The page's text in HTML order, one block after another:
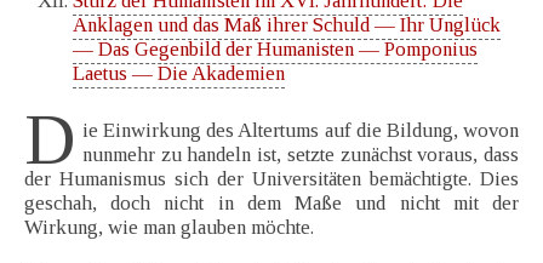
Anklagen und das Maß ihrer Schuld — Ihr Unglück
— Das Gegenbild der Humanisten — Pomponius
Laetus — Die Akademien
D ie Einwirkung des Altertums auf die Bildung, wovon
nunmehr zu handeln ist, setzte zunächst voraus, dass
der Humanismus sich der Universitäten bemächtigte. Dies
geschah, doch nicht in dem Maße und nicht mit der
Wirkung, wie man glauben möchte.